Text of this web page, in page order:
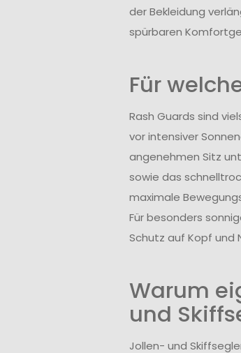
der Bekleidung
spürbaren
Für
Rash Guards sind
vor intensiver
angenehmen Sitz
sowie das
maximale
Für besonders
Schutz auf Kopf und
Warum
und
Jollen- und